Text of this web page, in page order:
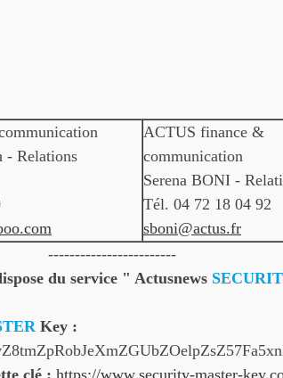
- Relations
ACTUS finance &
communication
Serena BONI -
Tél. 04 72 18 04 92
sboni@actus.fr
------------------------
du service " Actusnews
Key :
clé : https://www.security-master-